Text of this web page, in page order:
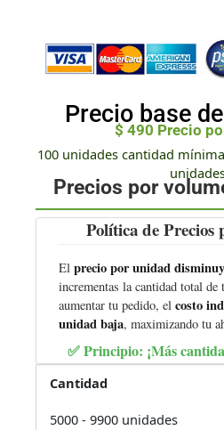
Precio base
$ 490 Precio
100 unidades cantidad
Precios por
Política de Precios
El precio por unidad
incrementas la cantidad total
aumentar tu pedido, el costo
unidad baja, maximizando tu
✅ Principio: ¡Más
Cantidad
5000 - 9900 unidades